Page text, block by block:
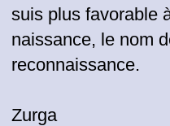
suis plus favorable
naissance, le nom
reconnaissance.
Zurga